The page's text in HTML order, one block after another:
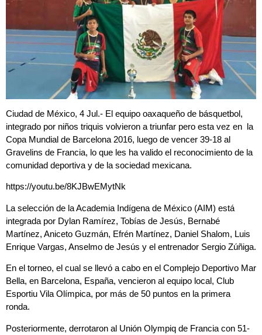
Ciudad de México, 4 Jul.- El equipo oaxaqueño de básquetbol,
integrado por niños triquis volvieron a triunfar pero esta vez en la
Copa Mundial de Barcelona 2016, luego de vencer 39-18 al
Gravelins de Francia, lo que les ha valido el reconocimiento de la
comunidad deportiva y de la sociedad mexicana.
https://youtu.be/8KJBwEMytNk
La selección de la Academia Indígena de México (AIM) está
integrada por Dylan Ramírez, Tobías de Jesús, Bernabé
Martínez, Aniceto Guzmán, Efrén Martínez, Daniel Shalom, Luis
Enrique Vargas, Anselmo de Jesús y el entrenador Sergio Zúñiga.
En el torneo, el cual se llevó a cabo en el Complejo Deportivo Mar
Bella, en Barcelona, España, vencieron al equipo local, Club
Esportiu Vila Olímpica, por más de 50 puntos en la primera
ronda.
Posteriormente, derrotaron al Unión Olympiq de Francia con 51-